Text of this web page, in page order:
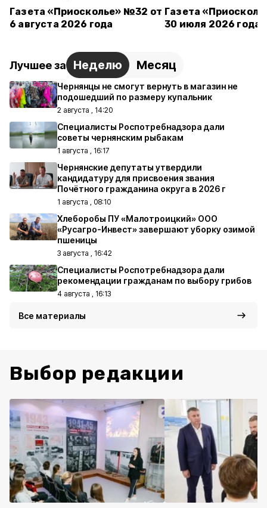
Газета «Приосколье» №32 от
6 августа 2026 года
Газета
30 июля 2026 года
Лучшее за Неделю Месяц
Чернянцы не смогут вернуть в магазин не
подошедший по размеру купальник
2 августа , 14:20
Специалисты Роспотребнадзора дали
советы чернянским рыбакам
1 августа , 16:17
Чернянские депутаты утвердили
кандидатуру для присвоения звания
Почётного гражданина округа в 2026 г
1 августа , 08:10
Хлеборобы ПУ «Малотроицкий» ООО
«Русагро-Инвест» завершают уборку озимой
пшеницы
3 августа , 16:42
Специалисты Роспотребнадзора дали
рекомендации гражданам по выбору грибов
4 августа , 16:13
Все материалы
Выбор редакции